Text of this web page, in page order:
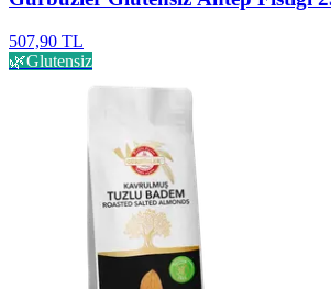
507,90 TL
🌿Glutensiz